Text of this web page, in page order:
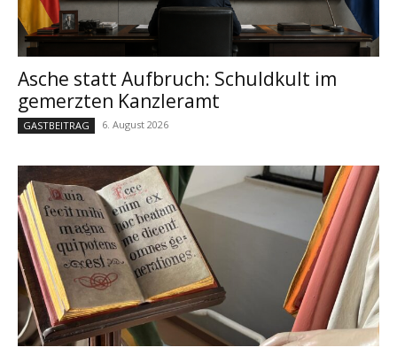
Asche statt Aufbruch: Schuldkult im
gemerzten Kanzleramt
GASTBEITRAG 6. August 2026